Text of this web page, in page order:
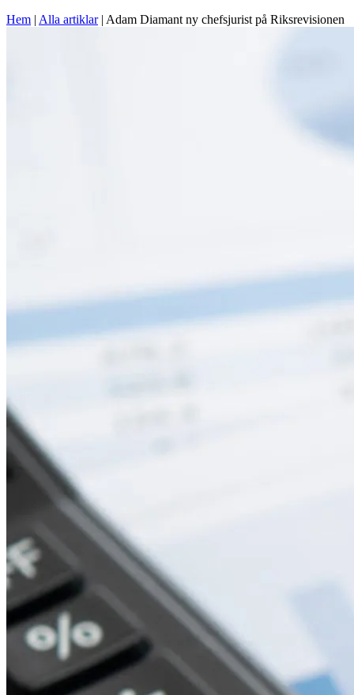
Hem | Alla artiklar| Adam Diamant ny chefsjurist på Riksrevisionen